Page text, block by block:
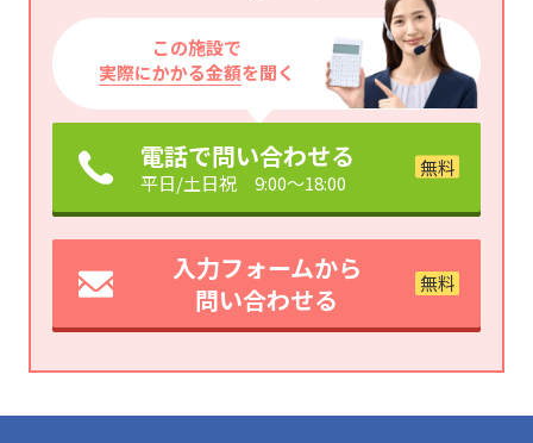
この施設で
実際にかかる金額を聞く
電話で問い合わせる
平日/土日祝 9:00～18:00
入力フォームから
問い合わせる